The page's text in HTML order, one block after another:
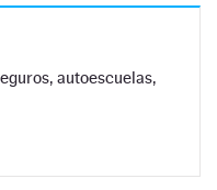
autoescuelas,